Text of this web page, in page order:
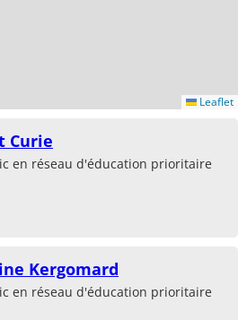
Leaflet
Curie
en réseau d'éducation prioritaire
Kergomard
en réseau d'éducation prioritaire